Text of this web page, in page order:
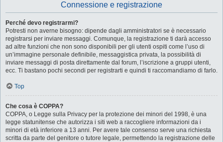
Connessione e registrazione
Perché devo registrarmi?
Potresti non averne bisogno: dipende dagli amministratori se è necessario
registrarsi per inviare messaggi. Comunque, la registrazione ti darà accesso
ad altre funzioni che non sono disponibili per gli utenti ospiti come l’uso di
un’immagine personale definibile, messaggistica privata, la possibilità di
inviare messaggi di posta direttamente dal forum, l’iscrizione a gruppi utenti,
ecc. Ti bastano pochi secondi per registrarti e quindi ti raccomandiamo di farlo.
Top
Che cosa è COPPA?
COPPA, o Legge sulla Privacy per la protezione dei minori del 1998, è una
legge statunitense che autorizza i siti web a raccogliere informazioni da i
minori di età inferiore a 13 anni. Per avere tale consenso serve una richiesta
scritta da parte del genitore o tutore legale, permettendo la registrazione delle